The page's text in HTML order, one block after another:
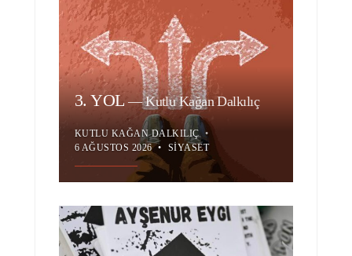
3. YOL—Kutlu Kağan Dalkılıç
KUTLU KAĞAN DALKILIÇ •
6 AĞUSTOS 2026 • SIYASET